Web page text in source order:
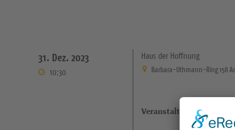
31. Dez. 2023
10:30
Haus der Hoffnung
Barbara-Uthmann-Ring 158
Veranstaltungsort